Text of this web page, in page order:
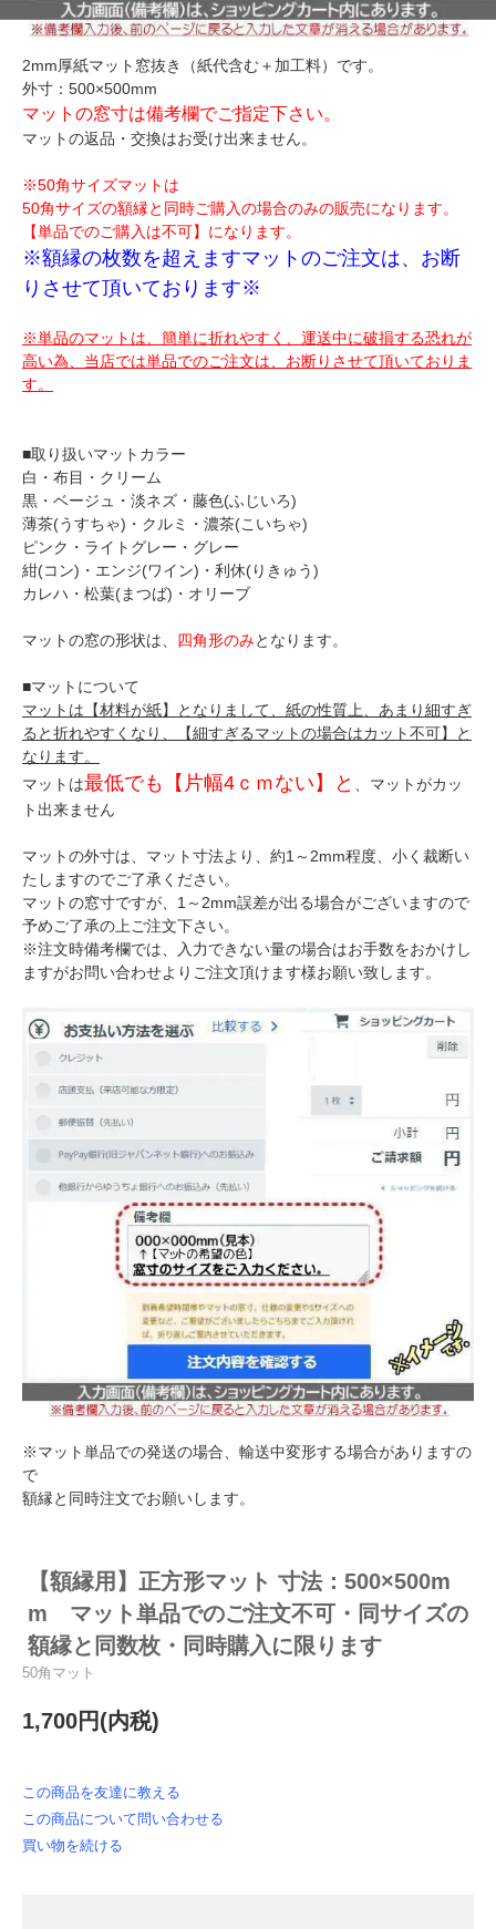
2mm厚紙マット窓抜き（紙代含む＋加工料）です。
外寸：500×500mm
マットの窓寸は備考欄でご指定下さい。
マットの返品・交換はお受け出来ません。
※50角サイズマットは
50角サイズの額縁と同時ご購入の場合のみの販売になります。
【単品でのご購入は不可】になります。
※額縁の枚数を超えますマットのご注文は、お断
りさせて頂いております※
※単品のマットは、簡単に折れやすく、運送中に破損する恐れが
高い為、当店では単品でのご注文は、お断りさせて頂いておりま
す。
■取り扱いマットカラー
白・布目・クリーム
黒・ベージュ・淡ネズ・藤色(ふじいろ)
薄茶(うすちゃ)・クルミ・濃茶(こいちゃ)
ピンク・ライトグレー・グレー
紺(コン)・エンジ(ワイン)・利休(りきゅう)
カレハ・松葉(まつば)・オリーブ
マットの窓の形状は、 四角形のみとなります。
■マットについて
マットは【材料が紙】となりまして、紙の性質上、あまり細すぎ
ると折れやすくなり、【細すぎるマットの場合はカット不可】と
なります。
マットは最低でも【片幅4ｃｍない】と
、マットがカッ
ト出来ません
マットの外寸は、マット寸法より、約1～2mm程度、小く裁断い
たしますのでご了承ください。
マットの窓寸ですが、1～2mm誤差が出る場合がございますので
予めご了承の上ご注文下さい。
※注文時備考欄では、入力できない量の場合はお手数をおかけし
ますがお問い合わせよりご注文頂けます様お願い致します。
※マット単品での発送の場合、輸送中変形する場合がありますの
で
額縁と同時注文でお願いします。
【額縁用】正方形マット 寸法：500×500m
m マット単品でのご注文不可・同サイズの
額縁と同数枚・同時購入に限ります
50角マット
1,700円(内税)
この商品を友達に教える
この商品について問い合わせる
買い物を続ける